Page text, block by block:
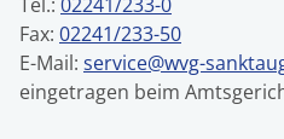
Fax: 02241/233-50
E-Mail: service@wvg-
eingetragen beim